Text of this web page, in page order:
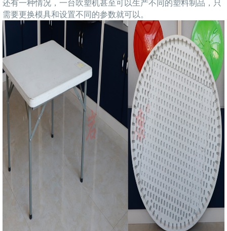
还有一种情况，一台吹塑机甚至可以生产不同的塑料制品，只
需要更换模具和设置不同的参数就可以。